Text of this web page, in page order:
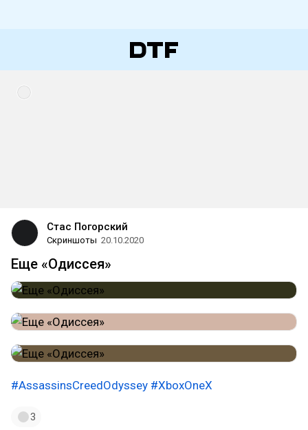
Стас Погорский
Скриншоты 20.10.2020
Еще «Одиссея»
#AssassinsCreedOdyssey #XboxOneX
3